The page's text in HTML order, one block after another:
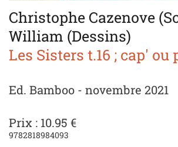
Christophe Cazenove
William (Dessins)
Les Sisters t.16 ; cap' ou
Ed. Bamboo - novembre 2021
Prix : 10.95 €
9782818984093